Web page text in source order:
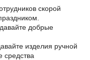
скорой
добрые
изделия ручной
средства